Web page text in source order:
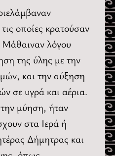
οποίες κρατούσαν
Μάθαιναν λόγου
της ύλης με την
και την αύξηση
σε υγρά και αέρια.
μύηση, ήταν
στα Ιερά ή
Δήμητρας και